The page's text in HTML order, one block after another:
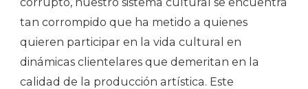
tan corrompido que ha metido a quienes
quieren participar en la vida cultural en
dinámicas clientelares que demeritan en la
calidad de la producción artística. Este